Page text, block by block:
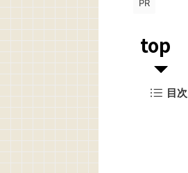
PR
top
目次